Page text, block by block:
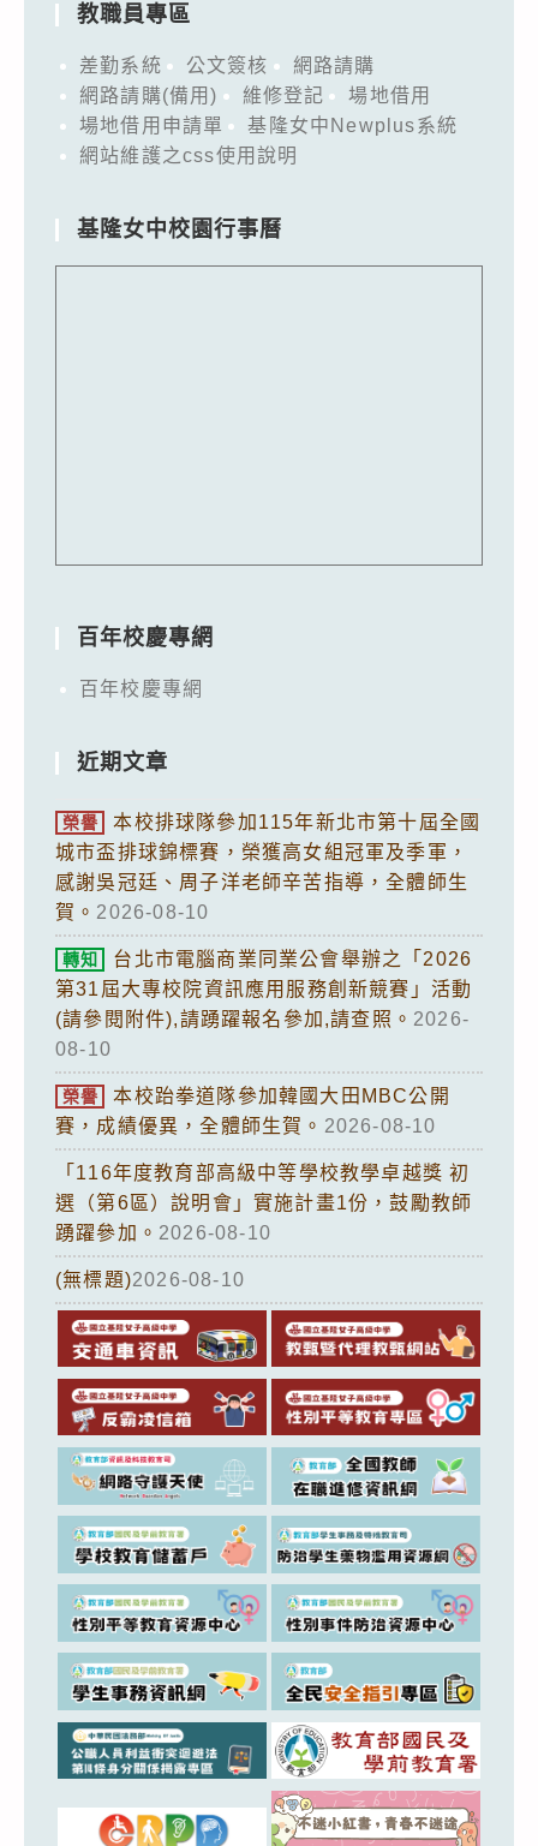
教職員專區
差勤系統 公文簽核
網路請購
網路請購(備用)
維修登記
場地借用
場地借用申請單
基隆女中Newplus系統
網站維護之css使用說明
基隆女中校園行事曆
百年校慶專網
百年校慶專網
近期文章
榮譽
本校排球隊參加115年新北市第十屆全國
城市盃排球錦標賽，榮獲高女組冠軍及季軍，
感謝吳冠廷、周子洋老師辛苦指導，全體師生
賀。 2026-08-10
轉知
台北市電腦商業同業公會舉辦之「2026
第31屆大專校院資訊應用服務創新競賽」活動
(請參閱附件),請踴躍報名參加,請查照。 2026-
08-10
榮譽
本校跆拳道隊參加韓國大田MBC公開
賽，成績優異，全體師生賀。 2026-08-10
「116年度教育部高級中等學校教學卓越獎 初
選（第6區）說明會」實施計畫1份，鼓勵教師
踴躍參加。 2026-08-10
(無標題)2026-08-10